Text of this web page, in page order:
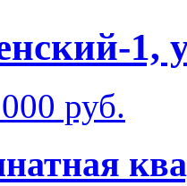
1,
руб.